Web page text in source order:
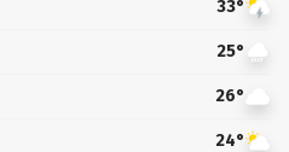
33°
25°
26°
24°